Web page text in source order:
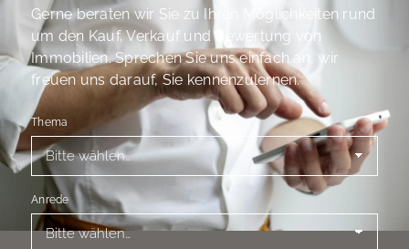
Gerne beraten wir Sie zu Ihren Möglichkeiten rund
um den Kauf, Verkauf und Bewertung von
Immobilien. Sprechen Sie uns einfach an, wir
freuen uns darauf, Sie kennenzulernen.
Thema
Anrede